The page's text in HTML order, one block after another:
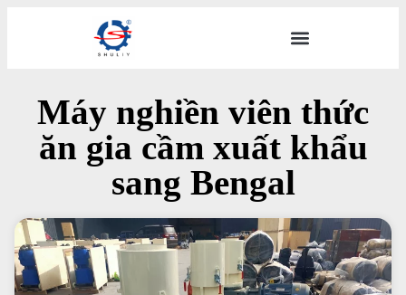
Máy nghiền viên thức
ăn gia cầm xuất khẩu
sang Bengal